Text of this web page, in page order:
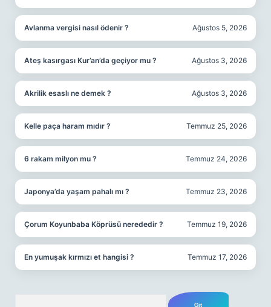
Avlanma vergisi nasıl ödenir ? Ağustos 5, 2026
Ateş kasırgası Kur’an’da geçiyor mu ? Ağustos 3, 2026
Akrilik esaslı ne demek ? Ağustos 3, 2026
Kelle paça haram mıdır ? Temmuz 25, 2026
6 rakam milyon mu ? Temmuz 24, 2026
Japonya’da yaşam pahalı mı ? Temmuz 23, 2026
Çorum Koyunbaba Köprüsü nerededir ? Temmuz 19, 2026
En yumuşak kırmızı et hangisi ? Temmuz 17, 2026